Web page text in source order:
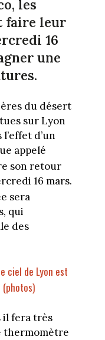
les
faire leur
16
une
du désert
sur Lyon
d’un
appelé
son retour
16 mars.
sera
qui
des
ciel de Lyon est
il fera très
thermomètre